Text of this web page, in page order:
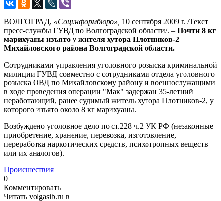
ВОЛГОГРАД, «Социнформбюро», 10 сентября 2009 г. /Текст
пресс-службы ГУВД по Волгоградской области/. – Почти 8 кг
марихуаны изъято у жителя хутора Плотников-2
Михайловского района Волгоградской области.
Сотрудниками управления уголовного розыска криминальной
милиции ГУВД совместно с сотрудниками отдела уголовного
розыска ОВД по Михайловскому району и военнослужащими
в ходе проведения операции "Мак" задержан 35-летний
неработающий, ранее судимый житель хутора Плотников-2, у
которого изъято около 8 кг марихуаны.
Возбуждено уголовное дело по ст.228 ч.2 УК РФ (незаконные
приобретение, хранение, перевозка, изготовление,
переработка наркотических средств, психотропных веществ
или их аналогов).
Происшествия
0
Комментировать
Читать volgasib.ru в